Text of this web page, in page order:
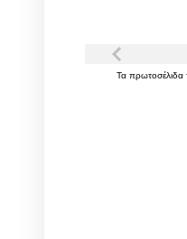
Τα πρωτοσέλιδα